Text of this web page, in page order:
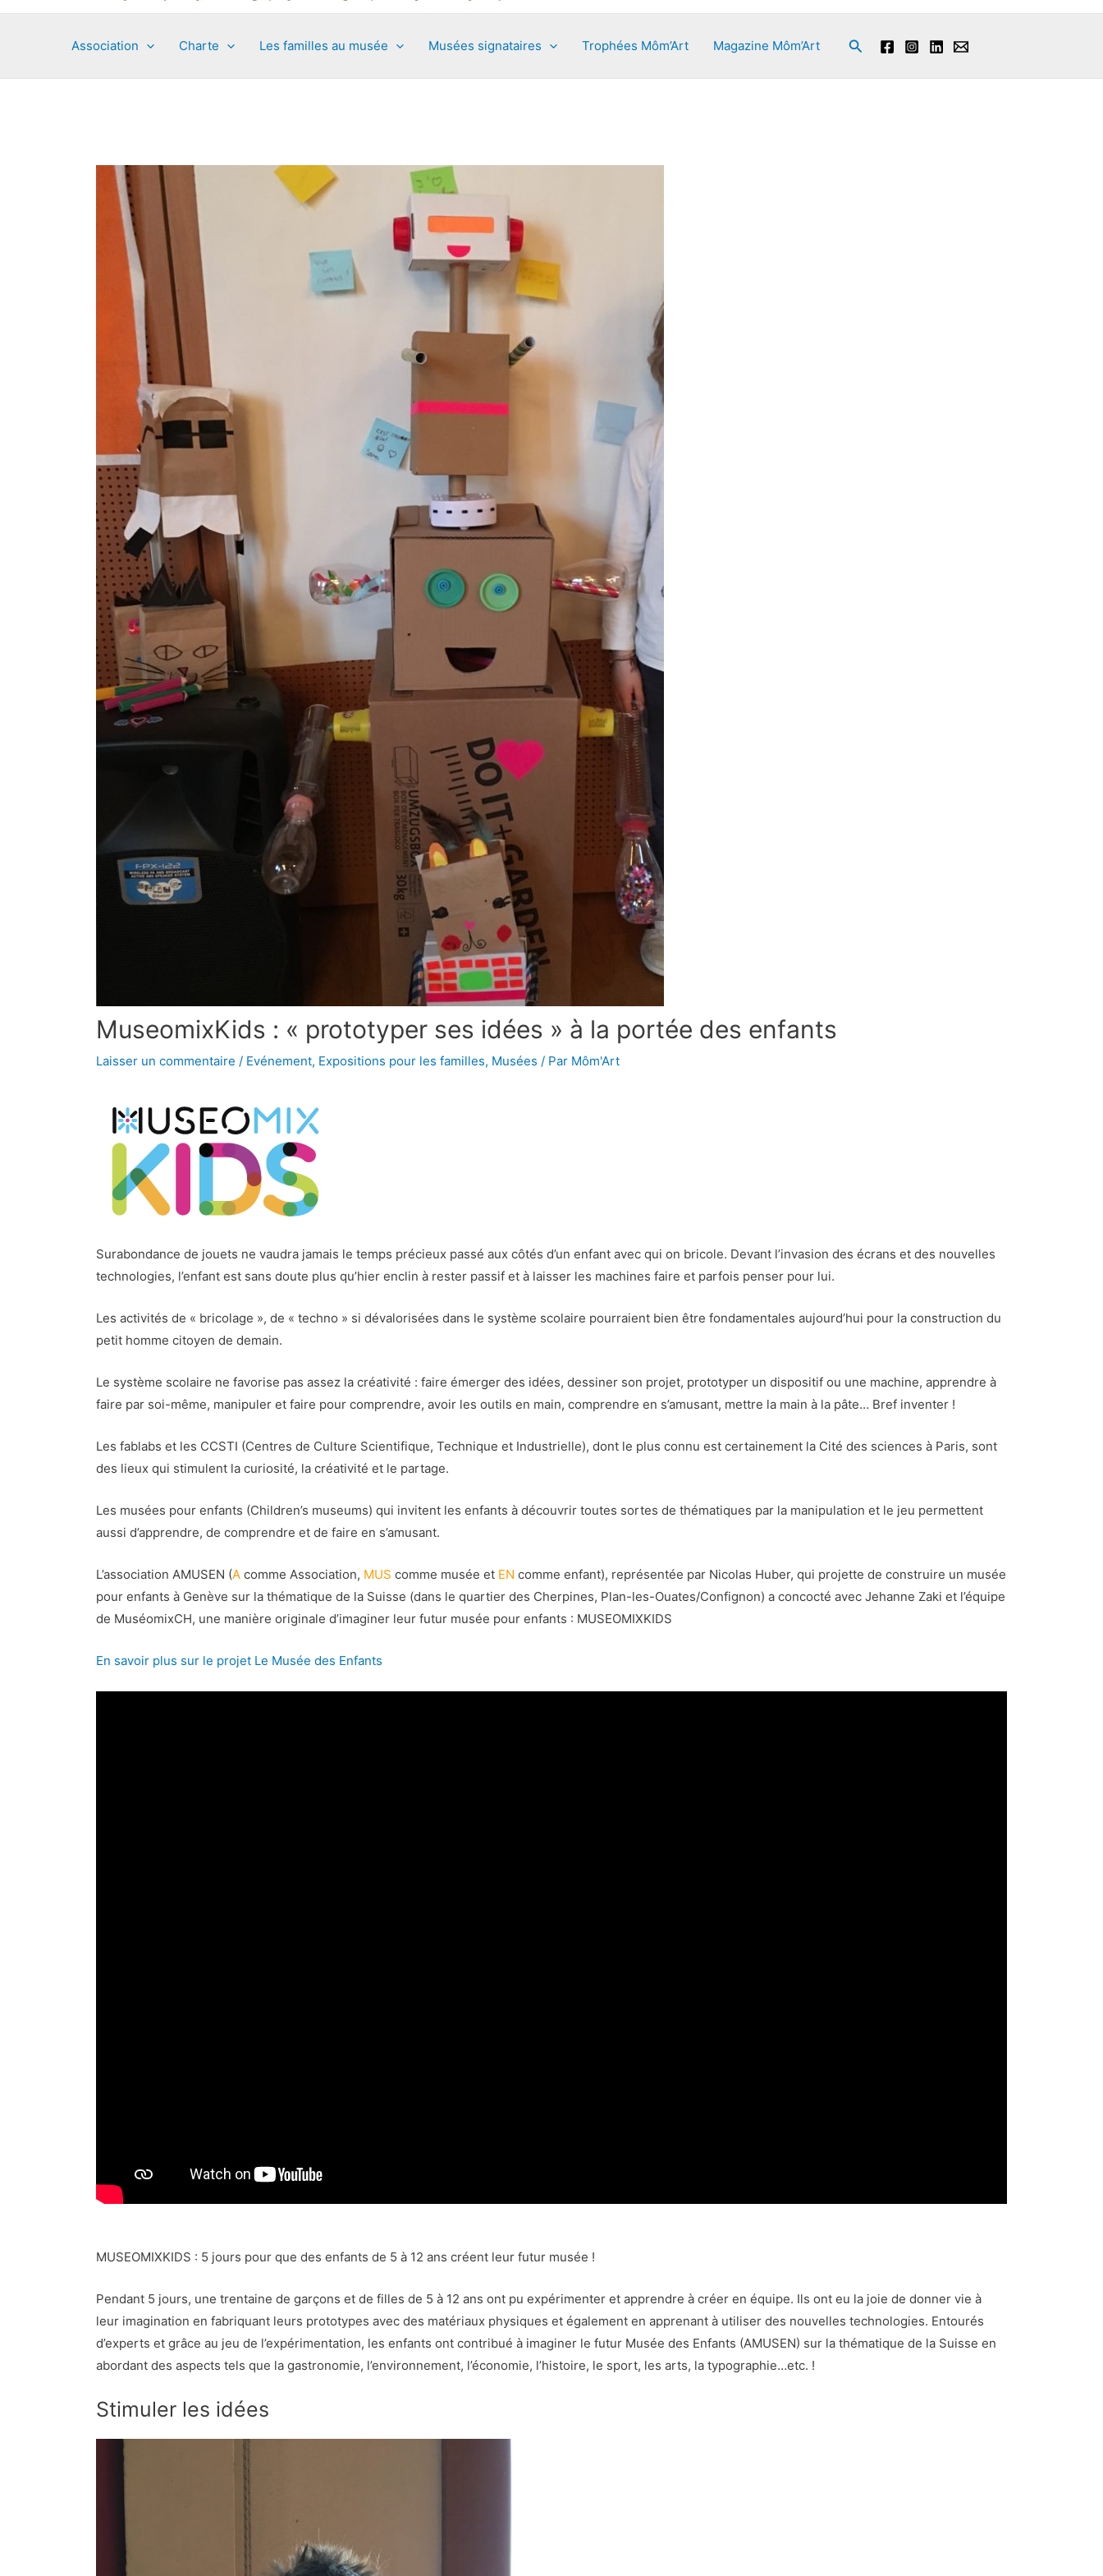
Association Charte Les familles au musée Musées signataires Trophées Môm’Art Magazine Môm’Art Rechercher
MuseomixKids : « prototyper ses idées » à la portée des enfants
Laisser un commentaire / Evénement, Expositions pour les familles, Musées / Par Môm'Art
Surabondance de jouets ne vaudra jamais le temps précieux passé aux côtés d’un enfant avec qui on bricole. Devant l’invasion des écrans et des nouvelles
technologies, l’enfant est sans doute plus qu’hier enclin à rester passif et à laisser les machines faire et parfois penser pour lui.
Les activités de « bricolage », de « techno » si dévalorisées dans le système scolaire pourraient bien être fondamentales aujourd’hui pour la construction du
petit homme citoyen de demain.
Le système scolaire ne favorise pas assez la créativité : faire émerger des idées, dessiner son projet, prototyper un dispositif ou une machine, apprendre à
faire par soi-même, manipuler et faire pour comprendre, avoir les outils en main, comprendre en s’amusant, mettre la main à la pâte… Bref inventer !
Les fablabs et les CCSTI (Centres de Culture Scientifique, Technique et Industrielle), dont le plus connu est certainement la Cité des sciences à Paris, sont
des lieux qui stimulent la curiosité, la créativité et le partage.
Les musées pour enfants (Children’s museums) qui invitent les enfants à découvrir toutes sortes de thématiques par la manipulation et le jeu permettent
aussi d’apprendre, de comprendre et de faire en s’amusant.
L’association AMUSEN (A comme Association, MUS comme musée et EN comme enfant), représentée par Nicolas Huber, qui projette de construire un musée
pour enfants à Genève sur la thématique de la Suisse (dans le quartier des Cherpines, Plan-les-Ouates/Confignon) a concocté avec Jehanne Zaki et l’équipe
de MuséomixCH, une manière originale d’imaginer leur futur musée pour enfants : MUSEOMIXKIDS
En savoir plus sur le projet Le Musée des Enfants
MUSEOMIXKIDS : 5 jours pour que des enfants de 5 à 12 ans créent leur futur musée !
Pendant 5 jours, une trentaine de garçons et de filles de 5 à 12 ans ont pu expérimenter et apprendre à créer en équipe. Ils ont eu la joie de donner vie à
leur imagination en fabriquant leurs prototypes avec des matériaux physiques et également en apprenant à utiliser des nouvelles technologies. Entourés
d’experts et grâce au jeu de l’expérimentation, les enfants ont contribué à imaginer le futur Musée des Enfants (AMUSEN) sur la thématique de la Suisse en
abordant des aspects tels que la gastronomie, l’environnement, l’économie, l’histoire, le sport, les arts, la typographie…etc. !
Stimuler les idées